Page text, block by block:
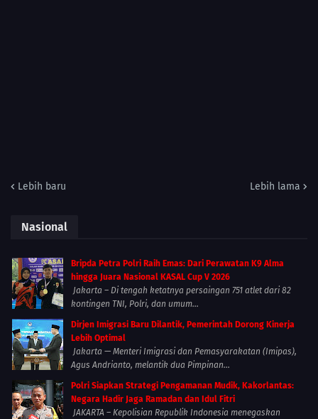
Lebih baru Lebih lama
Nasional
Bripda Petra Polri Raih Emas: Dari Perawatan K9 Alma
hingga Juara Nasional KASAL Cup V 2026
Jakarta – Di tengah ketatnya persaingan 751 atlet dari 82
kontingen TNI, Polri, dan umum...
Dirjen Imigrasi Baru Dilantik, Pemerintah Dorong Kinerja
Lebih Optimal
Jakarta — Menteri Imigrasi dan Pemasyarakatan (Imipas),
Agus Andrianto, melantik dua Pimpinan...
Polri Siapkan Strategi Pengamanan Mudik, Kakorlantas:
Negara Hadir Jaga Ramadan dan Idul Fitri
JAKARTA – Kepolisian Republik Indonesia menegaskan